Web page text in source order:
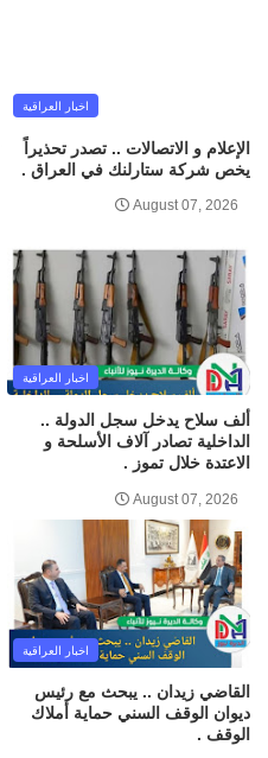
اخبار العراقية
الإعلام و الاتصالات .. تصدر تحذيراً
يخص شركة ستارلنك في العراق .
August 07, 2026
اخبار العراقية
ألف سلاح يدخل سجل الدولة ..
الداخلية تصادر آلاف الأسلحة و
الاعتدة خلال تموز .
August 07, 2026
اخبار العراقية
القاضي زيدان .. يبحث مع رئيس
ديوان الوقف السني حماية أملاك
الوقف .